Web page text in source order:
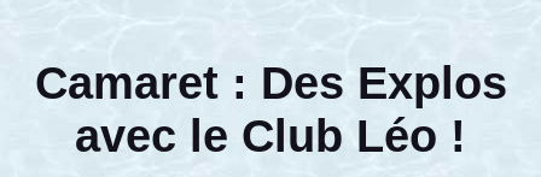
Camaret : Des Explos
avec le Club Léo !